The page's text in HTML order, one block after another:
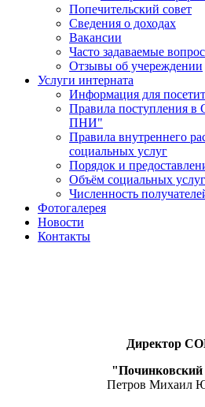
Попечительский совет
Сведения о доходах
Вакансии
Часто задаваемые
Отзывы об учереждении
Услуги интерната
Информация для
Правила поступления
ПНИ"
Правила внутреннего
социальных услуг
Порядок и
Объём социальных услуг
Численность
Фотогалерея
Новости
Контакты
Директор
Петров Михаил